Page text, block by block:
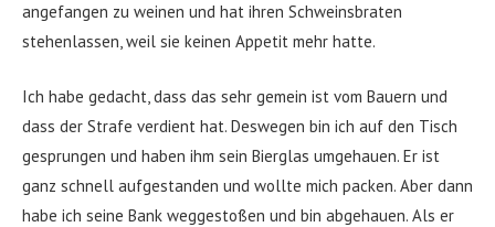
angefangen zu weinen und hat ihren Schweinsbraten
stehenlassen, weil sie keinen Appetit mehr hatte.
Ich habe gedacht, dass das sehr gemein ist vom Bauern und
dass der Strafe verdient hat. Deswegen bin ich auf den Tisch
gesprungen und haben ihm sein Bierglas umgehauen. Er ist
ganz schnell aufgestanden und wollte mich packen. Aber dann
habe ich seine Bank weggestoßen und bin abgehauen. Als er